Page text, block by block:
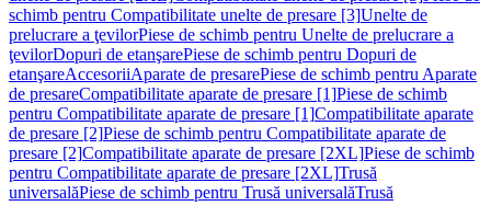
schimb pentru Compatibilitate unelte de presare [3]Unelte de
prelucrare a ţevilorPiese de schimb pentru Unelte de prelucrare a
ţevilorDopuri de etanşarePiese de schimb pentru Dopuri de
etanşareAccesoriiAparate de presarePiese de schimb pentru Aparate
de presareCompatibilitate aparate de presare [1]Piese de schimb
pentru Compatibilitate aparate de presare [1]Compatibilitate aparate
de presare [2]Piese de schimb pentru Compatibilitate aparate de
presare [2]Compatibilitate aparate de presare [2XL]Piese de schimb
pentru Compatibilitate aparate de presare [2XL]Trusă
universalăPiese de schimb pentru Trusă universalăTrusă